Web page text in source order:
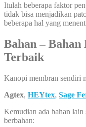
Itulah beberapa faktor
tidak bisa menjadikan
beberapa hal yang
Bahan –
Terbaik
Kanopi membran sendiri
Agtex, HEYtex, Sage
Kemudian ada bahan lain
berbahan: